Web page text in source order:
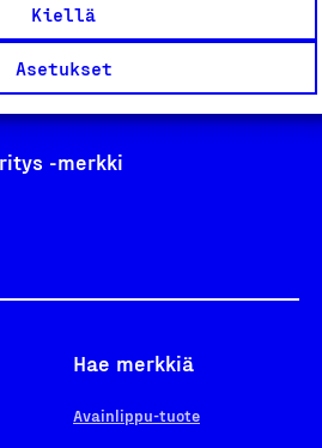
Kiellä
Asetukset
-merkki
Hae merkkiä
Avainlippu-tuote